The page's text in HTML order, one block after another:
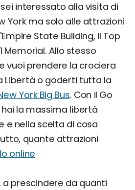
interessato alla visita di
York ma solo alle attrazioni
State Building, il Top
Memorial. Allo stesso
vuoi prendere la crociera
Libertà o goderti tutta la
York Big Bus. Con il Go
hai la massima libertà
e nella scelta di cosa
quante attrazioni
online
a prescindere da quanti